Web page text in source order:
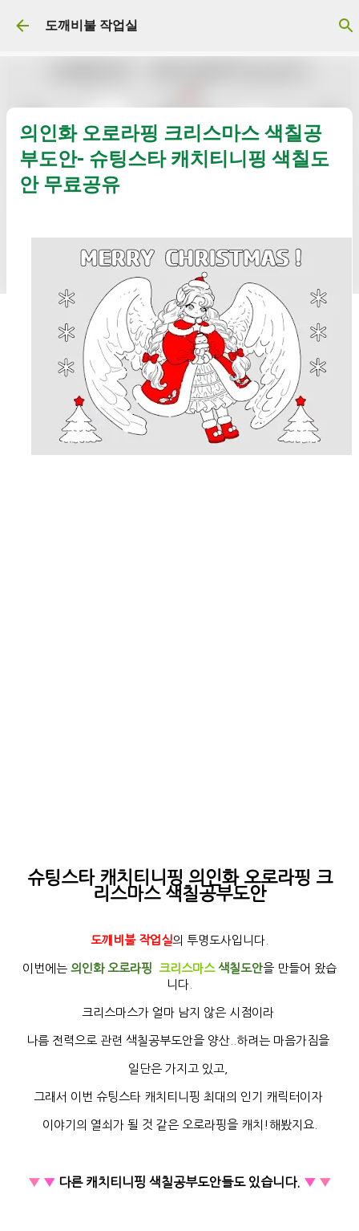
기본 콘텐츠로 건너뛰기
도깨비불 작업실
의인화 오로라핑 크리스마스 색칠공
부도안- 슈팅스타 캐치티니핑 색칠도
안 무료공유
슈팅스타 캐치티니핑 의인화 오로라핑 크
리스마스 색칠공부도안
도깨비불 작업실의 투명도사입니다.
이번에는 의인화 오로라핑 크리스마스 색칠도안을 만들어 왔습
니다.
크리스마스가 얼마 남지 않은 시점이라
나름 전력으로 관련 색칠공부도안을 양산..하려는 마음가짐을
일단은 가지고 있고,
그래서 이번 슈팅스타 캐치티니핑 최대의 인기 캐릭터이자
이야기의 열쇠가 될 것 같은 오로라핑을 캐치!해봤지요.
▼ ▼ 다른 캐치티니핑 색칠공부도안들도 있습니다. ▼ ▼